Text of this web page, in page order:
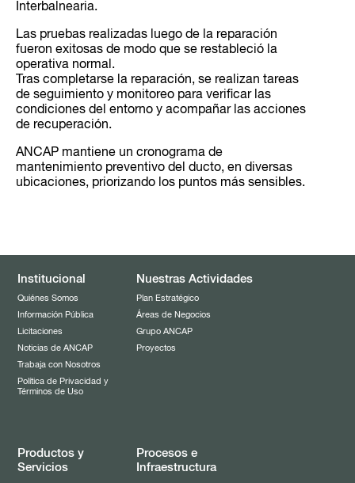
Interbalnearia.
Las pruebas realizadas luego de la reparación
fueron exitosas de modo que se restableció la
operativa normal.
Tras completarse la reparación, se realizan tareas
de seguimiento y monitoreo para verificar las
condiciones del entorno y acompañar las acciones
de recuperación.
ANCAP mantiene un cronograma de
mantenimiento preventivo del ducto, en diversas
ubicaciones, priorizando los puntos más sensibles.
Institucional
Quiénes Somos
Información Pública
Licitaciones
Noticias de ANCAP
Trabaja con Nosotros
Política de Privacidad y
Términos de Uso
Nuestras Actividades
Plan Estratégico
Áreas de Negocios
Grupo ANCAP
Proyectos
Productos y
Servicios
Procesos e
Infraestructura